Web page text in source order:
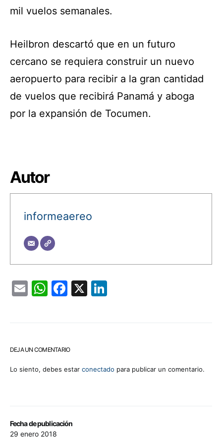
Fecha de publicación
29 enero 2018
mil vuelos semanales.
Heilbron descartó que en un futuro
cercano se requiera construir un nuevo
aeropuerto para recibir a la gran cantidad
de vuelos que recibirá Panamá y aboga
por la expansión de Tocumen.
Autor
informeaereo
EmailWhatsApp
Facebook
X
DEJA UN COMENTARIO
Lo siento, debes estar conectado para publicar un comentario.